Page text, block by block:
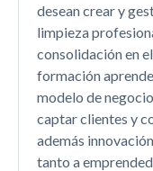
desean crear y
limpieza
consolidación en
formación
modelo de
captar clientes y
además
tanto a